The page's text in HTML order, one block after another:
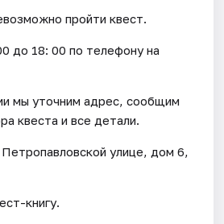
пройти квест.
до 18: 00 по телефону на
мы уточним адрес, сообщим
квеста и все детали.
Петропавловской улице, дом 6,
книгу.